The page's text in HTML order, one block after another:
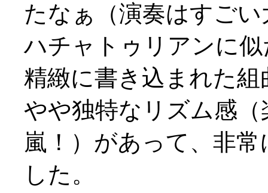
たなぁ（演奏はすご
ハチャトゥリアンに
精緻に書き込まれた
やや独特なリズム感
嵐！）があって、非
した。